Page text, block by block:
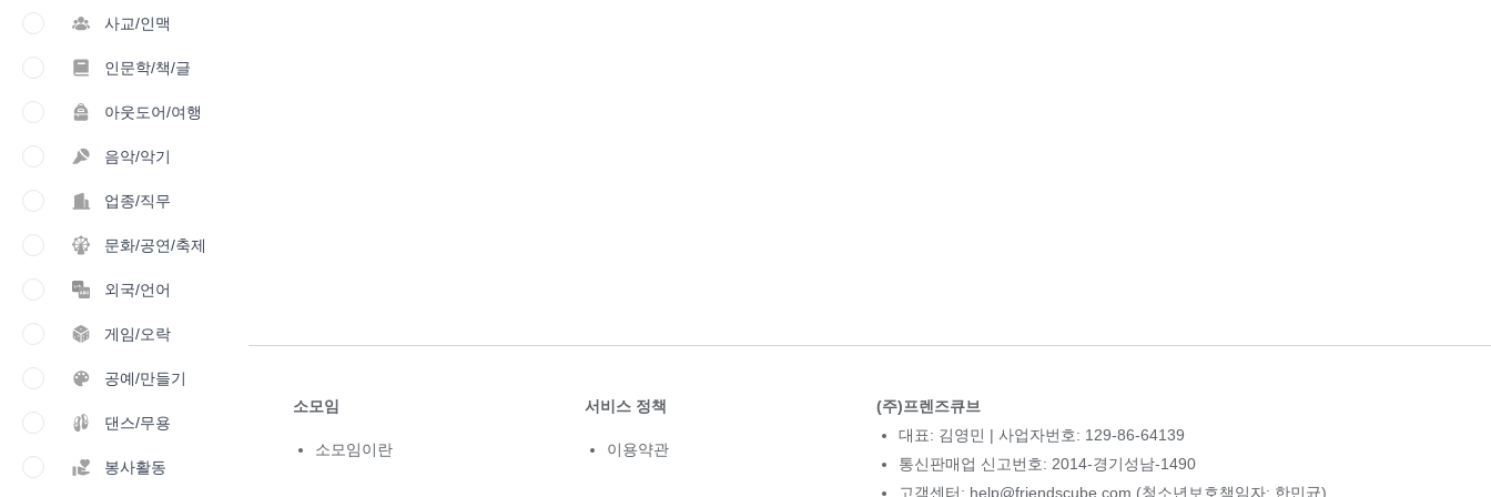
사교/인맥
인문학/책/글
아웃도어/여행
음악/악기
업종/직무
문화/공연/축제
외국/언어
게임/오락
공예/만들기
댄스/무용
봉사활동
소모임
소모임이란
서비스 정책
이용약관
(주)프렌즈큐브
대표: 김영민 | 사업자번호: 129-86-64139
통신판매업 신고번호: 2014-경기성남-1490
고객센터: help@friendscube.com (청소년보호책임자: 한민균)